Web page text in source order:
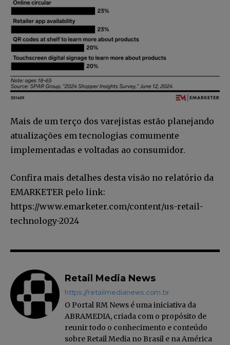
Faça parte da Comunidade
Retail Media News assinando
nossa newsletter.
Seja um assinante e desfrute de leitura ilimitada de artigos e
tenha acesso a conteúdos exclusivos.
Mais de um terço dos varejistas estão planejando
atualizações em tecnologias comumente
implementadas e voltadas ao consumidor.
Confira mais detalhes desta visão no relatório da
EMARKETER pelo link:
https://www.emarketer.com/content/us-retail-
technology-2024
Retail Media News
https://retailmedianews.com.br
O Portal RM News é uma iniciativa da
ABRAMEDIA, criada com o propósito de
reunir todo o conhecimento e conteúdo
sobre Retail Media no Brasil e na América